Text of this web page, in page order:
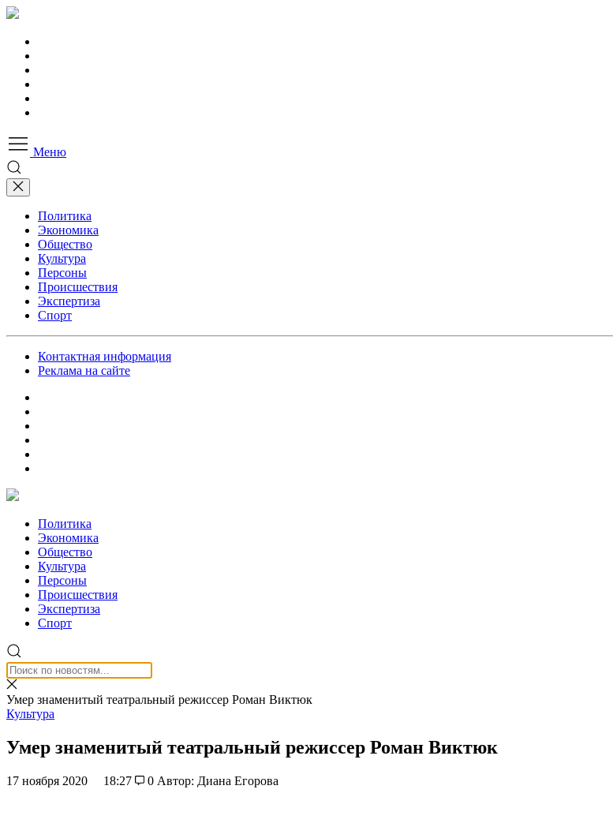
Меню
Политика
Экономика
Общество
Культура
Персоны
Происшествия
Экспертиза
Спорт
Контактная информация
Реклама на сайте
Политика
Экономика
Общество
Культура
Персоны
Происшествия
Экспертиза
Спорт
Умер знаменитый театральный режиссер Роман Виктюк
Культура
Умер знаменитый театральный режиссер Роман Виктюк
17 ноября 2020 18:27 0 Автор: Диана Егорова